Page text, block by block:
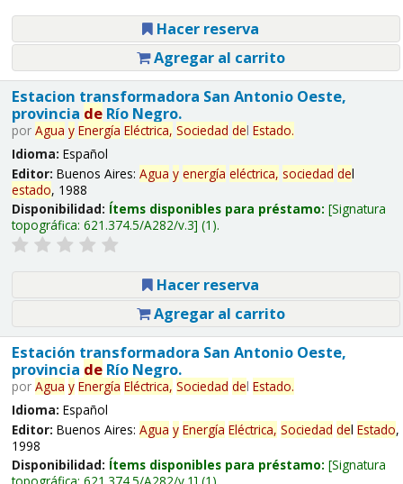
Hacer reserva
Agregar al carrito
Estacion transformadora San Antonio Oeste,
provincia deRío Negro.
por Agua y Energía Eléctrica, Sociedad del Estado.
Idioma: Español
Editor: Buenos Aires: Agua y energía eléctrica, sociedad del
estado, 1988
Disponibilidad: Ítems disponibles para préstamo: Signatura
topográfica: 621.374.5/A282/v.3 (1).
Hacer reserva
Agregar al carrito
Estación transformadora San Antonio Oeste,
provincia deRío Negro.
por Agua y Energía Eléctrica, Sociedad del Estado.
Idioma: Español
Editor: Buenos Aires: Agua y Energía Eléctrica, Sociedad del Estado,
1998
Disponibilidad: Ítems disponibles para préstamo: Signatura